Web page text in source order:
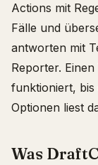
Actions mit
Fälle und
antworten mit
Reporter.
funktioniert, bis
Optionen liest
Was